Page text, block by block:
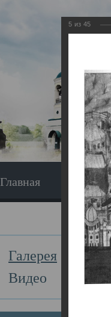
Главная
Галерея
Видео
5 из 45